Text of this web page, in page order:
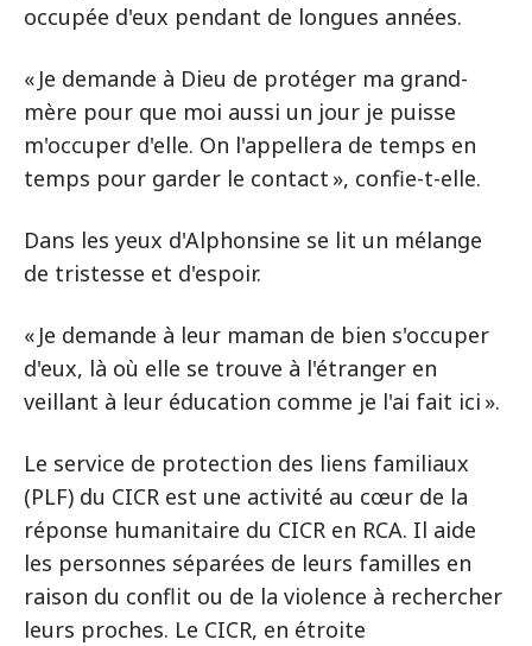
occupée d'eux pendant de longues années.
« Je demande à Dieu de protéger ma grand-
mère pour que moi aussi un jour je puisse
m'occuper d'elle. On l'appellera de temps en
temps pour garder le contact », confie-t-elle.
Dans les yeux d'Alphonsine se lit un mélange
de tristesse et d'espoir.
« Je demande à leur maman de bien s'occuper
d'eux, là où elle se trouve à l'étranger en
veillant à leur éducation comme je l'ai fait ici ».
Le service de protection des liens familiaux
(PLF) du CICR est une activité au cœur de la
réponse humanitaire du CICR en RCA. Il aide
les personnes séparées de leurs familles en
raison du conflit ou de la violence à rechercher
leurs proches. Le CICR, en étroite